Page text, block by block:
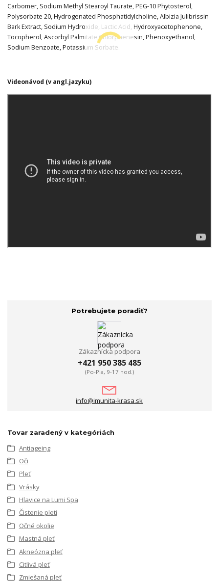
Carbomer, Sodium Methyl Stearoyl Taurate, PEG-10 Phytosterol,
Polysorbate 20, Hydrogenated Phosphatidylcholine, Albizia Julibrissin
Bark Extract, Sodium Hydroxide, Lactic Acid, Hydroxyacetophenone,
Tocopherol, Ascorbyl Palmitate,Chlorphenesin, Phenoxyethanol,
Sodium Benzoate, Potassium Sorbate.
Videonávod (v angl.jazyku)
Potrebujete poradiť?
Zákaznícka podpora
+421 950 385 485
(Po-Pia, 9-17 hod.)
info@imunita-krasa.sk
Tovar zaradený v kategóriách
Antiageing
Oči
Pleť
Vrásky
Hlavice na Lumi Spa
Čistenie pleti
Očné okolie
Mastná pleť
Akneózna pleť
Citlivá pleť
Zmiešaná pleť